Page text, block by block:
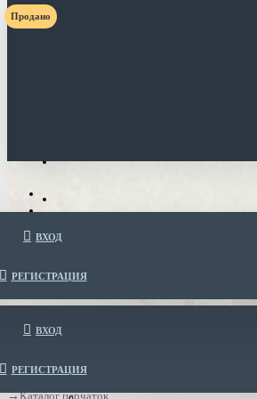
ВХОД
РЕГИСТРАЦИЯ
ВХОД
РЕГИСТРАЦИЯ
Каталог перчаток
Продано